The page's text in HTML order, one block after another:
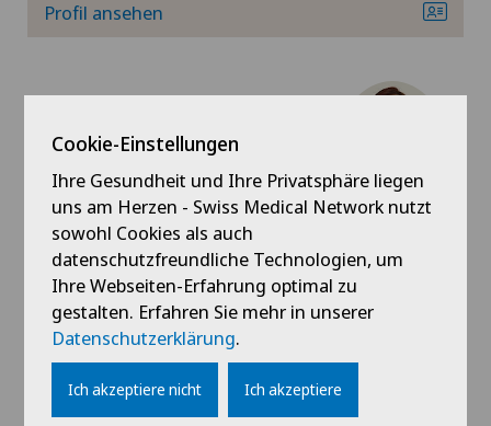
Rheumatologie
Schmerztherapie
Sportmedizin
Traditionelle Chinesische Medizin
Ultraschall
Profil ansehen
Schmerzklinik Basel
Dr. med. Maria Avramidou
Fachgebiete
Rheumatologie,
Schmerztherapie,
Ultraschall
Profil ansehen
Cookie-Einstellungen
Ihre Gesundheit und Ihre Privatsphäre liegen
uns am Herzen - Swiss Medical Network nutzt
sowohl Cookies als auch
datenschutzfreundliche Technologien, um
Ihre Webseiten-Erfahrung optimal zu
gestalten. Erfahren Sie mehr in unserer
Datenschutzerklärung.
Ich akzeptiere nicht Ich akzeptiere